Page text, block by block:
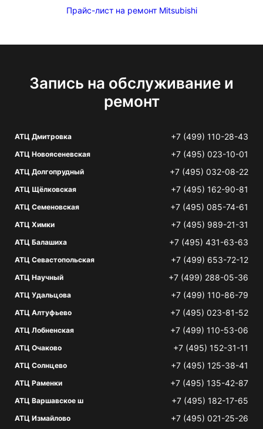
Прайс-лист на ремонт Mitsubishi
Запись на обслуживание и
ремонт
АТЦ Дмитровка +7 (499) 110-28-43
АТЦ Новоясеневская +7 (495) 023-10-01
АТЦ Долгопрудный +7 (495) 032-08-22
АТЦ Щёлковская +7 (495) 162-90-81
АТЦ Семеновская +7 (495) 085-74-61
АТЦ Химки +7 (495) 989-21-31
АТЦ Балашиха +7 (495) 431-63-63
АТЦ Севастопольская +7 (499) 653-72-12
АТЦ Научный +7 (499) 288-05-36
АТЦ Удальцова +7 (499) 110-86-79
АТЦ Алтуфьево +7 (495) 023-81-52
АТЦ Лобненская +7 (499) 110-53-06
АТЦ Очаково +7 (495) 152-31-11
АТЦ Солнцево +7 (495) 125-38-41
АТЦ Раменки +7 (495) 135-42-87
АТЦ Варшавское ш +7 (495) 182-17-65
АТЦ Измайлово +7 (495) 021-25-26